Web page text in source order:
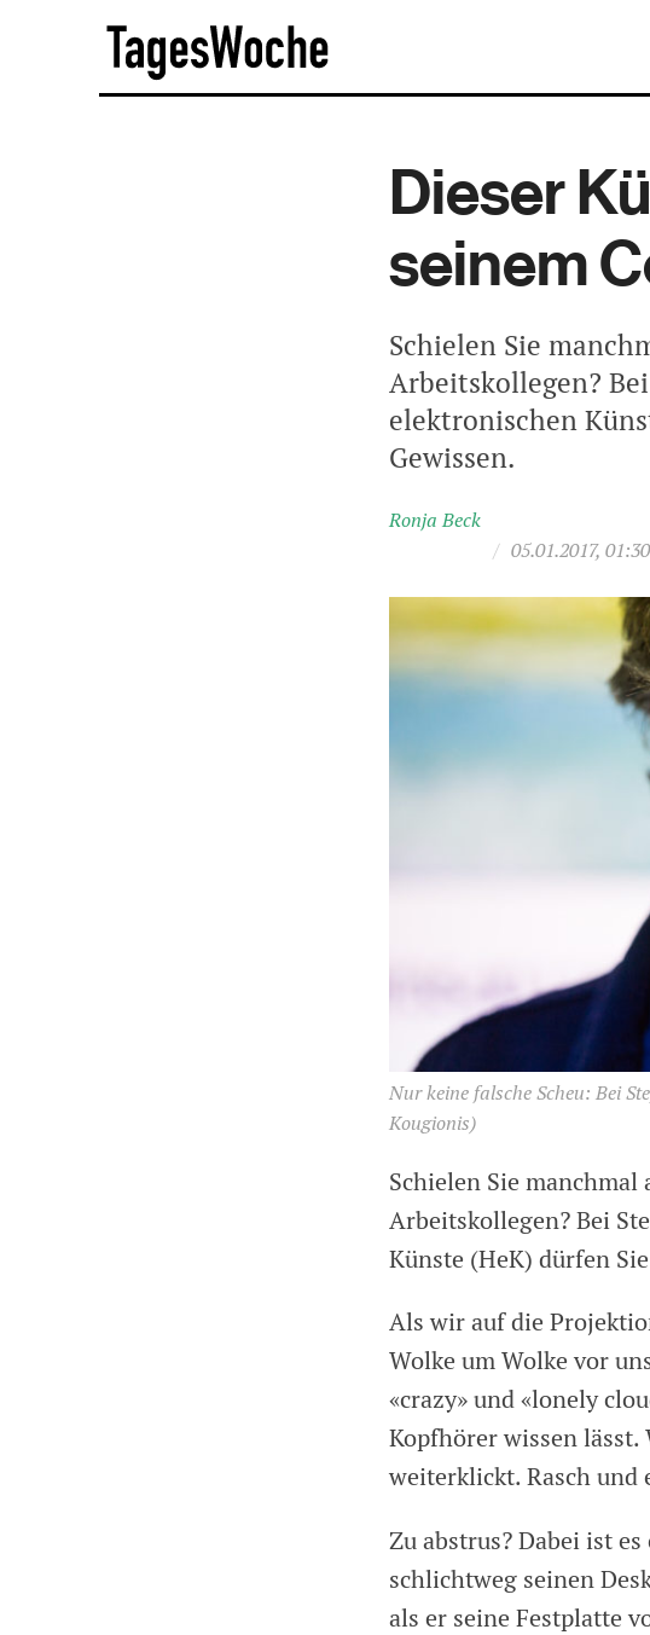
Dieser
seinem
Schielen Sie
Arbeitskollegen?
elektronischen
Gewissen.
Ronja Beck
/ 05.01.2017,
Nur keine falsche Scheu: Bei
Kougionis)
Schielen Sie
Arbeitskollegen? Bei
Künste (HeK) dürfen
Als wir auf die
Wolke um Wolke vor
«crazy» und «lonely
Kopfhörer wissen
weiterklickt. Rasch und
Zu abstrus? Dabei ist
schlichtweg seinen
als er seine Festplatte